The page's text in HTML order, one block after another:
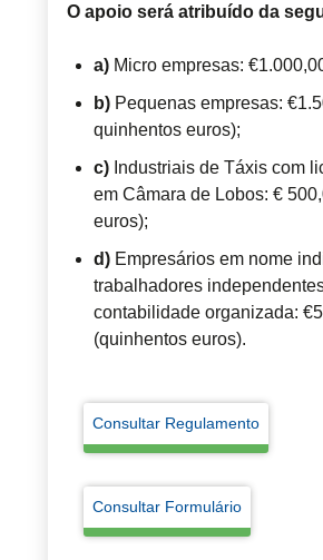
O apoio será atribuído da
a) Micro empresas:
b) Pequenas empresas:
quinhentos euros);
c) Industriais de Táxis com
em Câmara de Lobos: €
euros);
d) Empresários em nome
trabalhadores
contabilidade organizada:
(quinhentos euros).
Consultar Regulamento
Consultar Formulário